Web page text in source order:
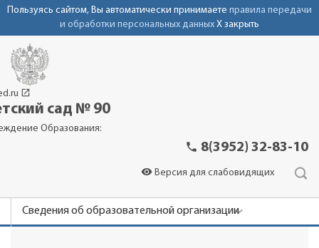
Пользуясь сайтом, Вы автоматически принимаете правила передачи
и обработки персональных данных X закрыть
launch
сад № 90
Образования:
phone 8(3952) 32-83-10
visibility Версия для слабовидящих
Сведения об образовательной организации